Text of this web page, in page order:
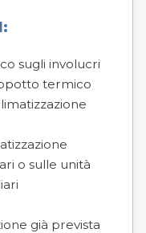
sugli involucri
termico
o sulle unità
già prevista